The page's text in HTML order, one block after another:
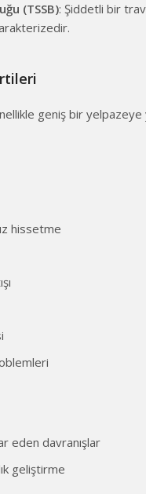
(TSSB): Şiddetli bir
geniş bir yelpazeye
hissetme
eden davranışlar
geliştirme